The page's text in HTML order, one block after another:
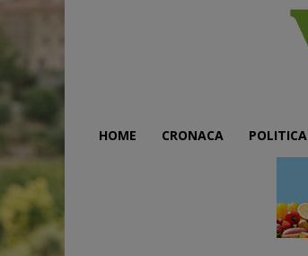
HOME CRONACA POLITICA